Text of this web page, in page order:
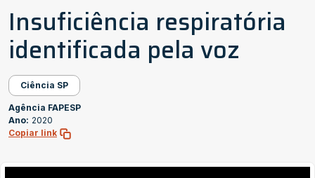
Insuficiência respiratória
identificada pela voz
Ciência SP
Agência FAPESP
Ano: 2020
Copiar link